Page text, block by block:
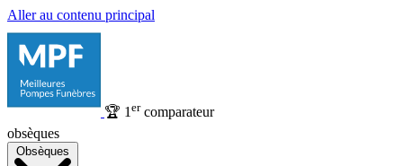
Aller au contenu principal
🏆 1 ercomparateur
obsèques
Obsèques